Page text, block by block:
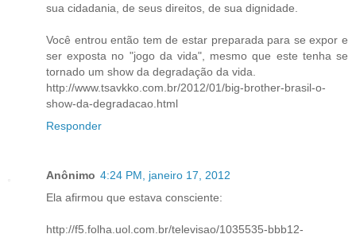
sua cidadania, de seus direitos, de sua dignidade.
Você entrou então tem de estar preparada para se expor e
ser exposta no "jogo da vida", mesmo que este tenha se
tornado um show da degradação da vida.
http://www.tsavkko.com.br/2012/01/big-brother-brasil-o-
show-da-degradacao.html
Responder
Anônimo 4:24 PM, janeiro 17, 2012
Ela afirmou que estava consciente:
http://f5.folha.uol.com.br/televisao/1035535-bbb12-